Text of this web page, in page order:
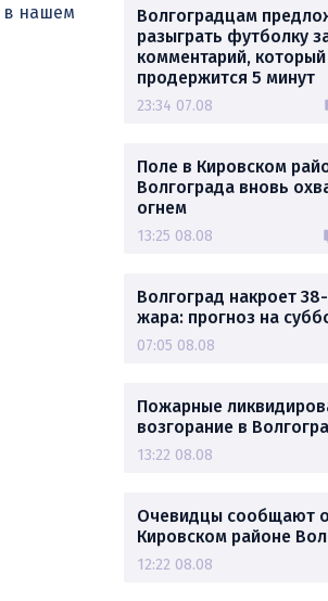
в нашем
Волгоградцам
разыграть футболку
комментарий, который
продержится 5 минут
23:34 07.08
Поле в Кировском
Волгограда вновь
огнем
13:25 08.08
Волгоград накроет
жара: прогноз на
07:05 08.08
Пожарные
возгорание в
13:22 08.08
Очевидцы сообщают
Кировском районе
12:22 08.08